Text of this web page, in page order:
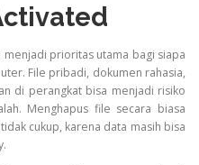
prioritas utama bagi siapa
File pribadi, dokumen rahasia,
di perangkat bisa menjadi risiko
Menghapus file secara biasa
cukup, karena data masih bisa